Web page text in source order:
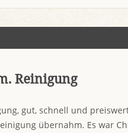
Reinigung
gut, schnell und
übernahm. Es war